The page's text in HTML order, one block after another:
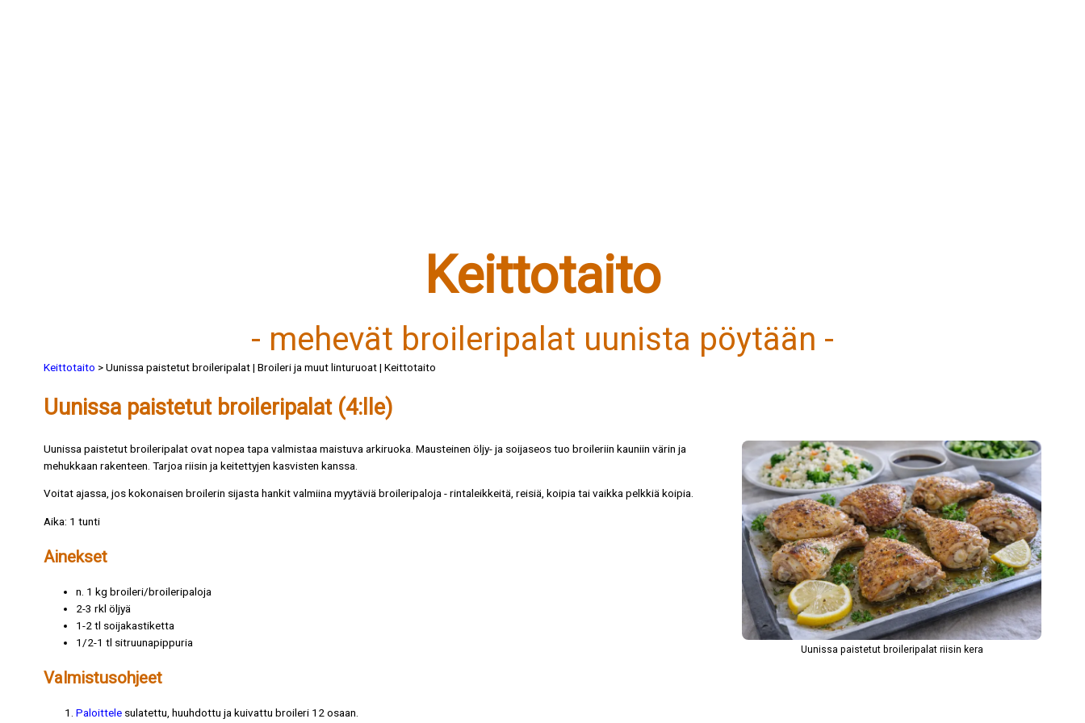
Keittotaito
- mehevät broileripalat uunista pöytään -
Keittotaito > Uunissa paistetut broileripalat | Broileri ja muut linturuoat | Keittotaito
Uunissa paistetut broileripalat (4:lle)
Uunissa paistetut broileripalat riisin kera
Uunissa paistetut broileripalat ovat nopea tapa valmistaa maistuva arkiruoka. Mausteinen öljy- ja soijaseos tuo broileriin kauniin värin ja
mehukkaan rakenteen. Tarjoa riisin ja keitettyjen kasvisten kanssa.
Voitat ajassa, jos kokonaisen broilerin sijasta hankit valmiina myytäviä broileripaloja - rintaleikkeitä, reisiä, koipia tai vaikka pelkkiä koipia.
Aika: 1 tunti
Ainekset
n. 1 kg broileri/broileripaloja
2-3 rkl öljyä
1-2 tl soijakastiketta
1/2-1 tl sitruunapippuria
Valmistusohjeet
Paloittele sulatettu, huuhdottu ja kuivattu broileri 12 osaan.